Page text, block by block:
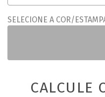
SELECIONE A COR/
CALCULE